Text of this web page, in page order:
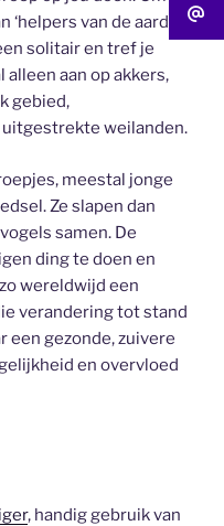
van de aarde’.
solitair en tref je
alleen aan op akkers,
gebied,
weilanden.
meestal jonge
Ze slapen dan
samen. De
ding te doen en
wereldwijd een
verandering tot stand
een gezonde, zuivere
en overvloed
, handig gebruik van